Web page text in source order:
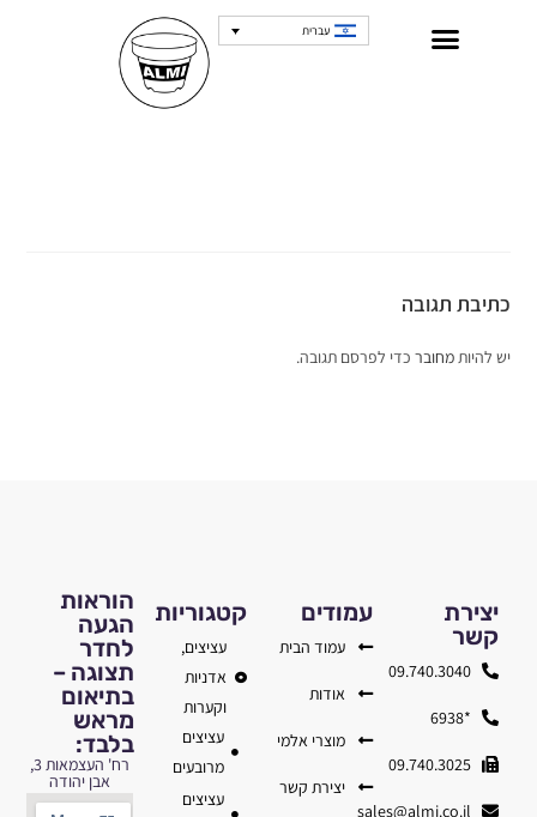
עברית
כתיבת תגובה
יש להיותמחובר כדי לפרסם תגובה.
הוראות
הגעה
לחדר
תצוגה –
בתיאום
מראש
בלבד:
רח' העצמאות 3,
אבן יהודה
קטגוריות
עציצים,
אדניות
וקערות
עציצים
מרובעים
עציצים
עמודים
עמוד הבית
אודות
מוצרי אלמי
יצירת קשר
יצירת
קשר
09.740.3040
*6938
09.740.3025
sales@almi.co.il